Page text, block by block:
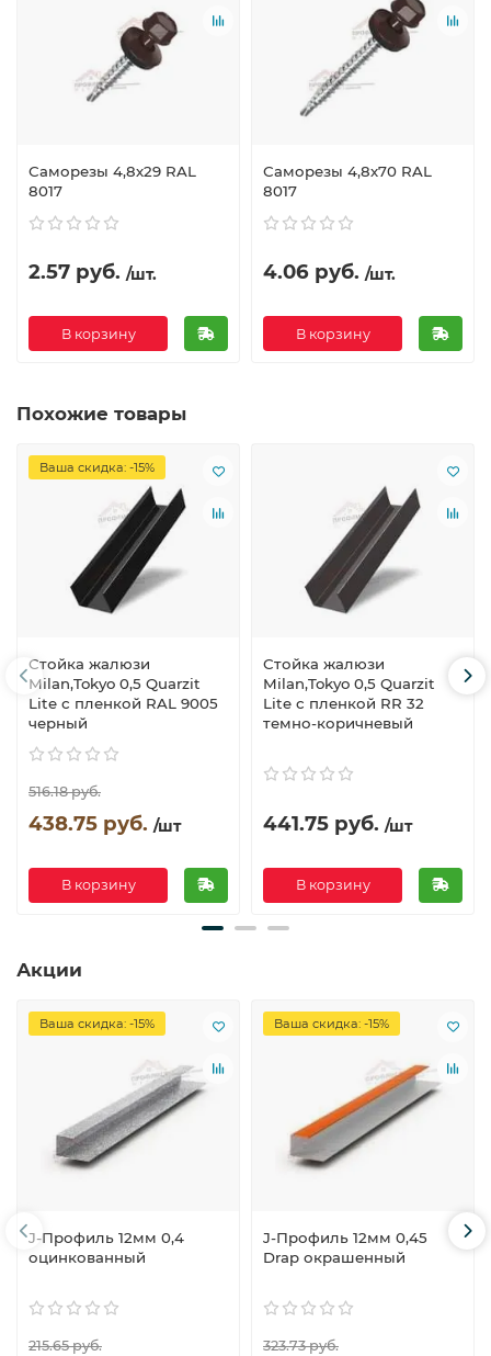
Саморезы 4,8х29 RAL
8017
2.57 руб. /шт.
В корзину
Саморезы 4,8х70 RAL
8017
4.06 руб. /шт.
В корзину
Похожие товары
Ваша скидка: -15%
Стойка жалюзи
Milan,Tokyo 0,5 Quarzit
Lite с пленкой RAL 9005
черный
516.18 руб.
438.75 руб. /шт
В корзину
Стойка жалюзи
Milan,Tokyo 0,5 Quarzit
Lite с пленкой RR 32
темно-коричневый
441.75 руб. /шт
В корзину
Акции
Ваша скидка: -15%
J-Профиль 12мм 0,4
оцинкованный
215.65 руб.
Ваша скидка: -15%
J-Профиль 12мм 0,45
Drap окрашенный
323.73 руб.